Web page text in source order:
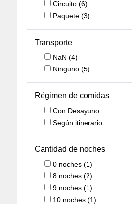
Circuito (6)
Paquete (3)
Transporte
NaN (4)
Ninguno (5)
Régimen de comidas
Con Desayuno
Según itinerario
Cantidad de noches
0 noches (1)
8 noches (2)
9 noches (1)
10 noches (1)